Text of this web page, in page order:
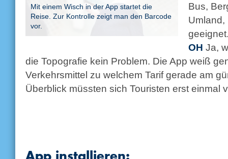
Mit einem Wisch in der App startet die
Reise. Zur Kontrolle zeigt man den Barcode
vor.
Bus,
Umland,
OH Ja,
die Topografie kein Problem. Die App weiß
Verkehrsmittel zu welchem Tarif gerade am
Überblick müssten sich Touristen erst einmal
App installieren: